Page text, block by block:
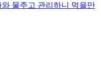
물주고 관리하니 먹을만